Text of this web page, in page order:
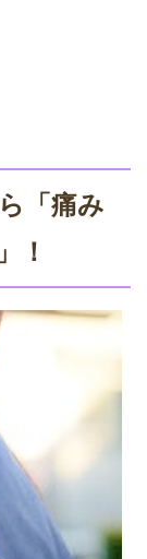
「痛み
！